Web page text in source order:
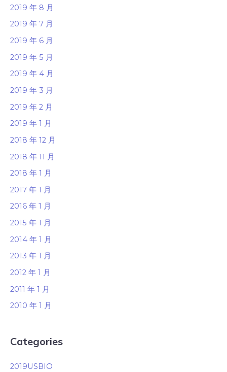
2019 年 8 月
2019 年 7 月
2019 年 6 月
2019 年 5 月
2019 年 4 月
2019 年 3 月
2019 年 2 月
2019 年 1 月
2018 年 12 月
2018 年 11 月
2018 年 1 月
2017 年 1 月
2016 年 1 月
2015 年 1 月
2014 年 1 月
2013 年 1 月
2012 年 1 月
2011 年 1 月
2010 年 1 月
Categories
2019USBIO